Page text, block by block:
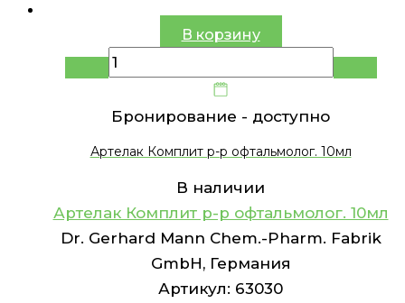
В корзину
Бронирование - доступно
Артелак Комплит р-р офтальмолог. 10мл
В наличии
Артелак Комплит р-р офтальмолог. 10мл
Dr. Gerhard Mann Chem.-Pharm. Fabrik
GmbH, Германия
Артикул: 63030